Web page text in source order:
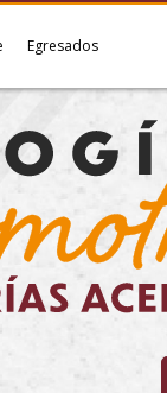
Egresados